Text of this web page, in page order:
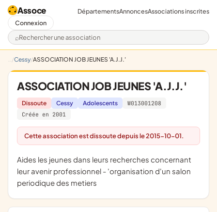
Assoce
Rechercher une association
DépartementsAnnoncesAssociations inscrites
Connexion
Cessy ASSOCIATION JOB JEUNES 'A.J.J.'
ASSOCIATION JOB JEUNES 'A.J.J.'
Dissoute Cessy Adolescents
W013001208
Créée en 2001
Cette association est dissoute depuis le 2015-10-01.
aides les jeunes dans leurs recherches concernant
leur avenir professionnel - 'organisation d'un salon
periodique des metiers